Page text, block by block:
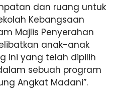
dan ruang untuk
Kebangsaan
Majlis Penyerahan
anak-anak
ini yang telah dipilih
sebuah program
Angkat Madani”.